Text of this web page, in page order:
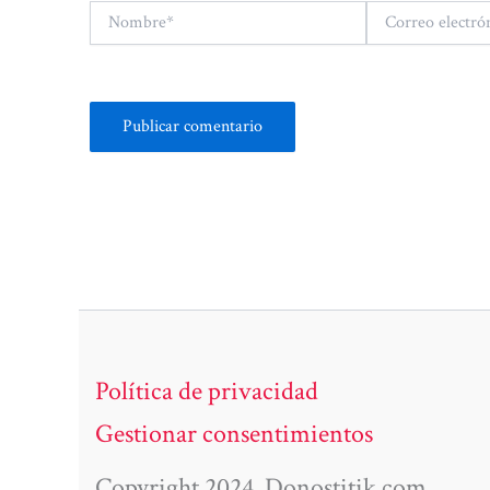
Nombre*
Correo
electrónico*
Política de privacidad
Gestionar consentimientos